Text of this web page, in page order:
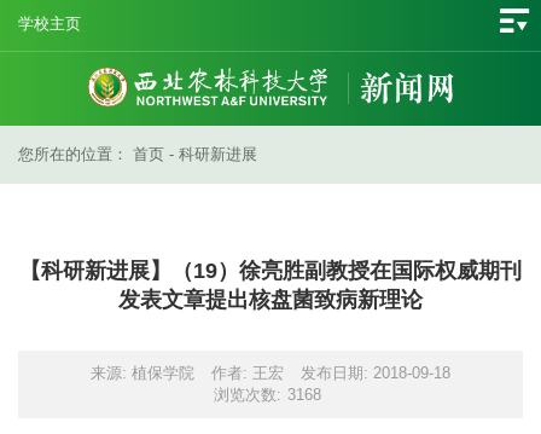
学校主页
您所在的位置： 首页 - 科研新进展
【科研新进展】（19）徐亮胜副教授在国际权威期刊
发表文章提出核盘菌致病新理论
来源: 植保学院 作者: 王宏
发布日期: 2018-09-18
浏览次数: 3168